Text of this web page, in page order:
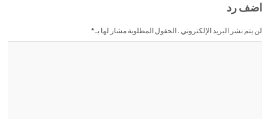
اضف رد
لن يتم نشر البريد الإلكتروني . الحقول المطلوبة مشار لها بـ*